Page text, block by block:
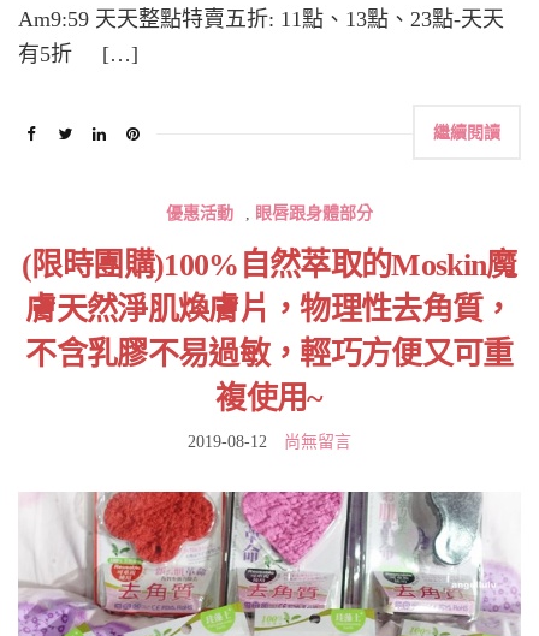
Am9:59 天天整點特賣五折: 11點、13點、23點-天天
有5折 […]
繼續閱讀
優惠活動 , 眼唇跟身體部分
(限時團購)100%自然萃取的Moskin魔
膚天然淨肌煥膚片，物理性去角質，
不含乳膠不易過敏，輕巧方便又可重
複使用~
2019-08-12 尚無留言